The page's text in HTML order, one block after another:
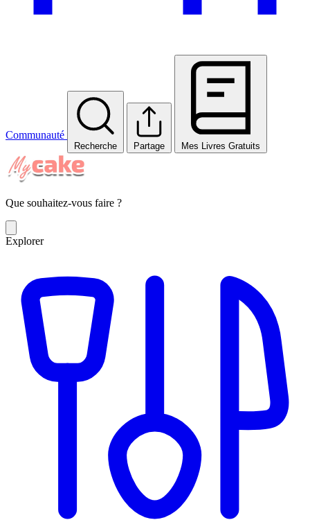
Communauté
Recherche Partage Mes Livres Gratuits
Que souhaitez-vous faire ?
Explorer